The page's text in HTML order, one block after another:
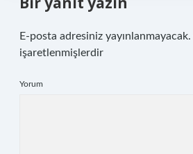
E-posta adresiniz yayınlanmayacak.
işaretlenmişlerdir
Yorum